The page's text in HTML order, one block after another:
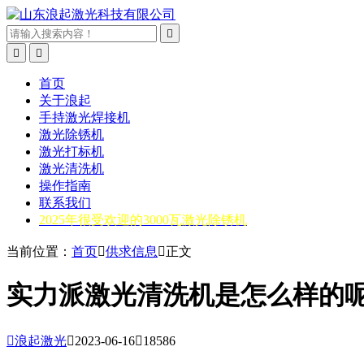



首页
关于浪起
手持激光焊接机
激光除锈机
激光打标机
激光清洗机
操作指南
联系我们
2025年很受欢迎的3000瓦激光除锈机
当前位置： 首页供求信息 正文
实力派激光清洗机是怎么样的
浪起激光2023-06-1618586